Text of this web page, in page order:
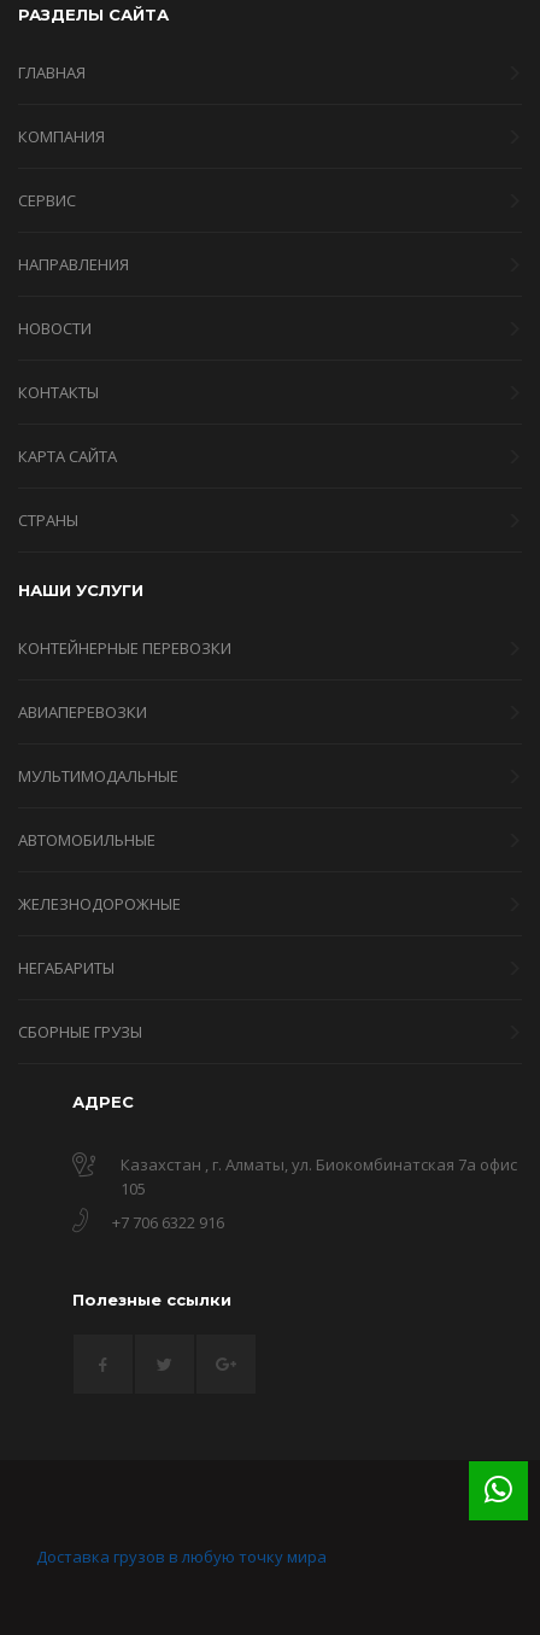
РАЗДЕЛЫ САЙТА
ГЛАВНАЯ
КОМПАНИЯ
СЕРВИС
НАПРАВЛЕНИЯ
НОВОСТИ
КОНТАКТЫ
КАРТА САЙТА
СТРАНЫ
НАШИ УСЛУГИ
КОНТЕЙНЕРНЫЕ ПЕРЕВОЗКИ
АВИАПЕРЕВОЗКИ
МУЛЬТИМОДАЛЬНЫЕ
АВТОМОБИЛЬНЫЕ
ЖЕЛЕЗНОДОРОЖНЫЕ
НЕГАБАРИТЫ
СБОРНЫЕ ГРУЗЫ
АДРЕС
Казахстан , г. Алматы, ул. Биокомбинатская 7а офис
105
+7 706 6322 916
Полезные ссылки
Доставка грузов в любую точку мира